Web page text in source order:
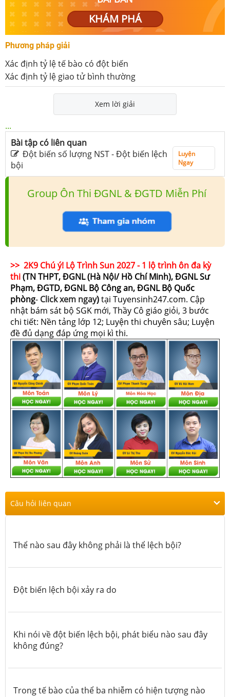
KHÁM PHÁ
Phương pháp giải
Xác định tỷ lệ tế bào có đột biến
Xác định tỷ lệ giao tử bình thường
Xem lời giải
...
Bài tập có liên quan
Đột biến số lượng NST - Đột biến lệch
bội
Luyện
Ngay
Group Ôn Thi ĐGNL & ĐGTD Miễn Phí
>> 2K9 Chú ý! Lộ Trình Sun 2027 - 1 lộ trình ôn đa kỳ
thi(TN THPT, ĐGNL (Hà Nội/ Hồ Chí Minh), ĐGNL Sư
Phạm, ĐGTD, ĐGNL Bộ Công an, ĐGNL Bộ Quốc
phòng- Click xem ngay)tại Tuyensinh247.com. Cập
nhật bám sát bộ SGK mới, Thầy Cô giáo giỏi, 3 bước
chi tiết: Nền tảng lớp 12; Luyện thi chuyên sâu; Luyện
đề đủ dạng đáp ứng mọi kì thi.
Câu hỏi liên quan
Thể nào sau đây không phải là thể lệch bội?
Đột biến lệch bội xảy ra do
Khi nói về đột biến lệch bội, phát biểu nào sau đây
không đúng?
Trong tế bào của thể ba nhiễm có hiện tượng nào